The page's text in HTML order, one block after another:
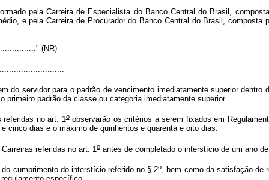
pela Carreira de Especialista do Banco Central do Brasil,
e pela Carreira de Procurador do Banco Central do Brasil,
(NR)
do servidor para o padrão de vencimento imediatamente superior
padrão da classe ou categoria imediatamente superior.
referidas no art. 1oobservarão os critérios a serem fixados em
cinco dias e o máximo de quinhentos e quarenta e oito dias.
referidas no art. 1o antes de completado o interstício de um ano
cumprimento do interstício referido no § 2o, bem como da satisfação de